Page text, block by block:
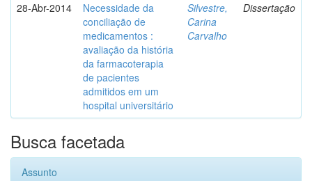
28-Abr-2014
Necessidade da
conciliação de
medicamentos :
avaliação da história
da farmacoterapia
de pacientes
admitidos em um
hospital universitário
Silvestre,
Carina
Carvalho
Dissertação
Busca facetada
Assunto